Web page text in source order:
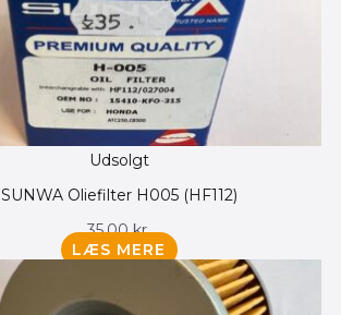
Udsolgt
SUNWA Oliefilter H005 (HF112)
35.00kr.
LÆS MERE